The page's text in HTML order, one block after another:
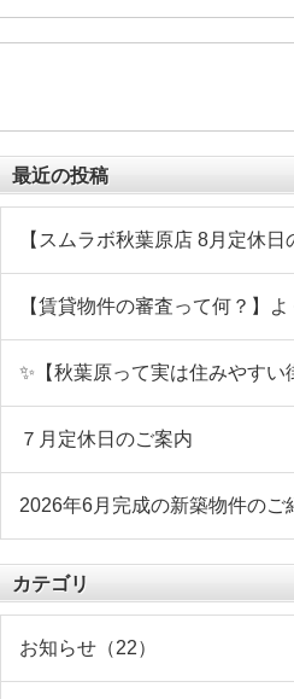
最近の投稿
【スムラボ秋葉原店 8月定休日
【賃貸物件の審査って何？】
✨【秋葉原って実は住みやすい
７月定休日のご案内
2026年6月完成の新築物件の
カテゴリ
お知らせ（22）